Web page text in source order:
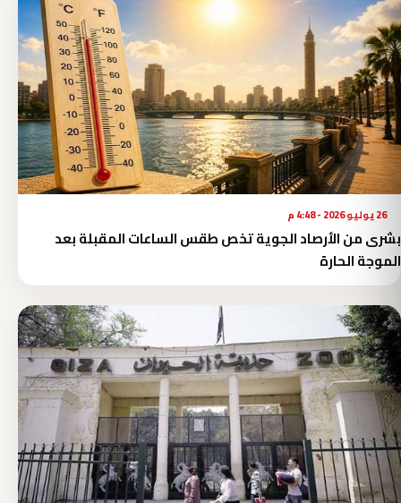
26 يوليو 2026 - 4:48 م
بشرى من الأرصاد الجوية تخص طقس الساعات المقبلة بعد
الموجة الحارة